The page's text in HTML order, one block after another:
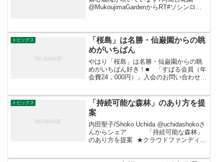
@MukoujimaGardenからRT#ソシンロウ
です。お花の少ないこの時期に咲くの
で...
トピックス
「桜島」は名勝・仙巌園からの眺
めがいちばん
やはり「桜島」は名勝・仙巌園からの眺
めがいちばん好き！■ 「すばる会員（年
会費24，000円）」入会のお問い合わせ、
トピックス
「持続可能な森林」のあり方を提
案
内田聖子/Shoko Uchida @uchidashokoさ
んからシェア 「持続可能な森林」
のあり方を提案 ★クラウドファンディン